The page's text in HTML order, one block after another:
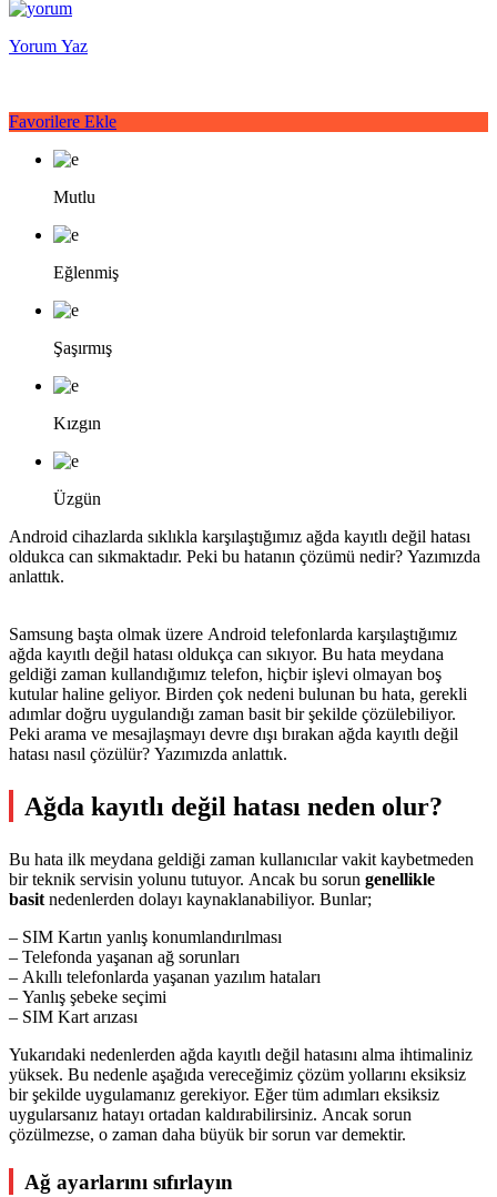
Yorum Yaz
Favorilere Ekle
Mutlu
Eğlenmiş
Şaşırmış
Kızgın
Üzgün
Android cihazlarda sıklıkla karşılaştığımız ağda kayıtlı değil hatası
oldukca can sıkmaktadır. Peki bu hatanın çözümü nedir? Yazımızda
anlattık.
Samsung başta olmak üzere Android telefonlarda karşılaştığımız
ağda kayıtlı değil hatası oldukça can sıkıyor. Bu hata meydana
geldiği zaman kullandığımız telefon, hiçbir işlevi olmayan boş
kutular haline geliyor. Birden çok nedeni bulunan bu hata, gerekli
adımlar doğru uygulandığı zaman basit bir şekilde çözülebiliyor.
Peki arama ve mesajlaşmayı devre dışı bırakan ağda kayıtlı değil
hatası nasıl çözülür? Yazımızda anlattık.
Ağda kayıtlı değil hatası neden olur?
Bu hata ilk meydana geldiği zaman kullanıcılar vakit kaybetmeden
bir teknik servisin yolunu tutuyor. Ancak bu sorun genellikle
basit nedenlerden dolayı kaynaklanabiliyor. Bunlar;
– SIM Kartın yanlış konumlandırılması
– Telefonda yaşanan ağ sorunları
– Akıllı telefonlarda yaşanan yazılım hataları
– Yanlış şebeke seçimi
– SIM Kart arızası
Yukarıdaki nedenlerden ağda kayıtlı değil hatasını alma ihtimaliniz
yüksek. Bu nedenle aşağıda vereceğimiz çözüm yollarını eksiksiz
bir şekilde uygulamanız gerekiyor. Eğer tüm adımları eksiksiz
uygularsanız hatayı ortadan kaldırabilirsiniz. Ancak sorun
çözülmezse, o zaman daha büyük bir sorun var demektir.
Ağ ayarlarını sıfırlayın